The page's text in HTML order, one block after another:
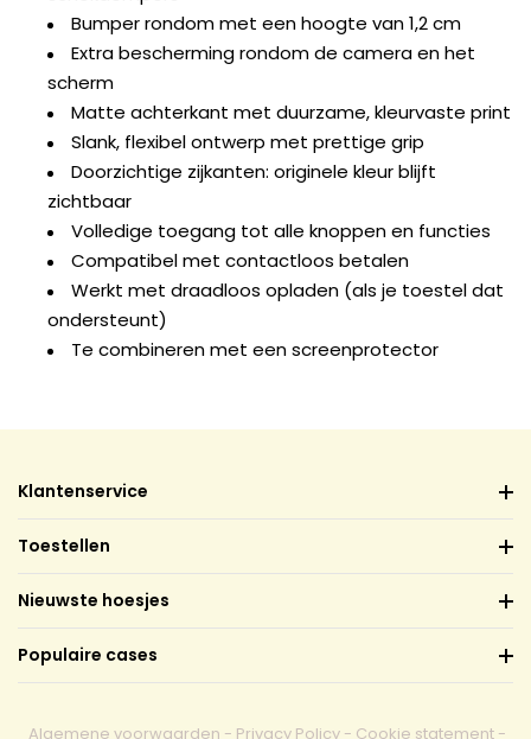
Bumper rondom met een hoogte van 1,2 cm
Extra bescherming rondom de camera en het
scherm
Matte achterkant met duurzame, kleurvaste print
Slank, flexibel ontwerp met prettige grip
Doorzichtige zijkanten: originele kleur blijft
zichtbaar
Volledige toegang tot alle knoppen en functies
Compatibel met contactloos betalen
Werkt met draadloos opladen (als je toestel dat
ondersteunt)
Te combineren met een screenprotector
Klantenservice
Toestellen
Nieuwste hoesjes
Populaire cases
Algemene voorwaarden - Privacy Policy - Cookie statement -